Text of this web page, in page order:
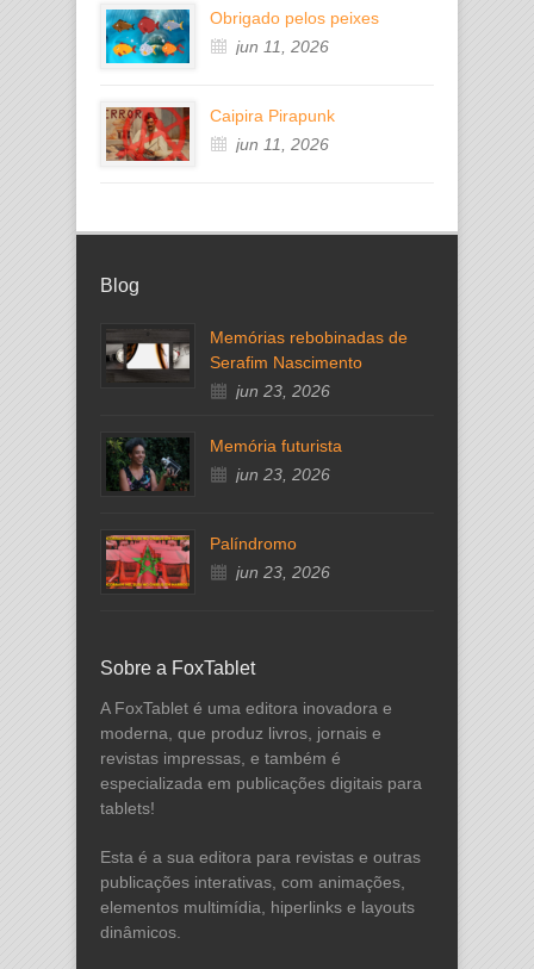
Obrigado pelos peixes
jun 11, 2026
Caipira Pirapunk
jun 11, 2026
Blog
Memórias rebobinadas de
Serafim Nascimento
jun 23, 2026
Memória futurista
jun 23, 2026
Palíndromo
jun 23, 2026
Sobre a FoxTablet
A FoxTablet é uma editora inovadora e
moderna, que produz livros, jornais e
revistas impressas, e também é
especializada em publicações digitais para
tablets!
Esta é a sua editora para revistas e outras
publicações interativas, com animações,
elementos multimídia, hiperlinks e layouts
dinâmicos.